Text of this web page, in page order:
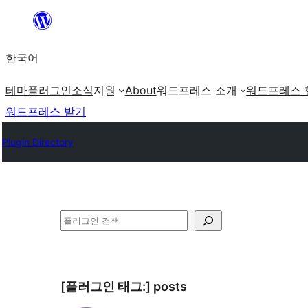
츠
로
로
가
기
한국어
테마플러그인소식지원 About워드프레스 소개 워드프레스
워드프레스 받기
Plugin Directory
검
[플러그인 태그:] posts